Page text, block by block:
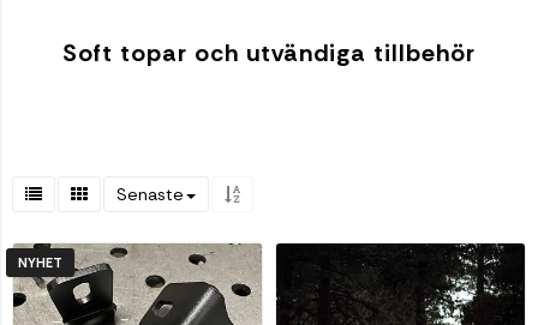
Soft topar och utvändiga tillbehör
Senaste
NYHET